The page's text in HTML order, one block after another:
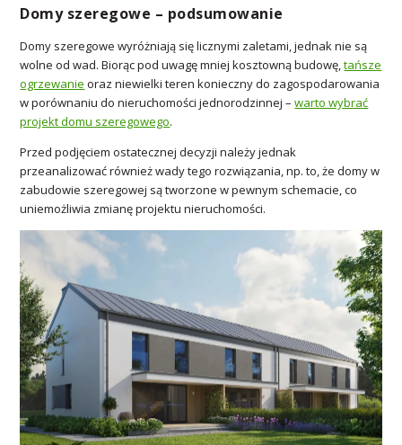
Domy szeregowe – podsumowanie
Domy szeregowe wyróżniają się licznymi zaletami, jednak nie są
wolne od wad. Biorąc pod uwagę mniej kosztowną budowę,tańsze
ogrzewanie oraz niewielki teren konieczny do zagospodarowania
w porównaniu do nieruchomości jednorodzinnej –warto wybrać
projekt domu szeregowego.
Przed podjęciem ostatecznej decyzji należy jednak
przeanalizować również wady tego rozwiązania, np. to, że domy w
zabudowie szeregowej są tworzone w pewnym schemacie, co
uniemożliwia zmianę projektu nieruchomości.